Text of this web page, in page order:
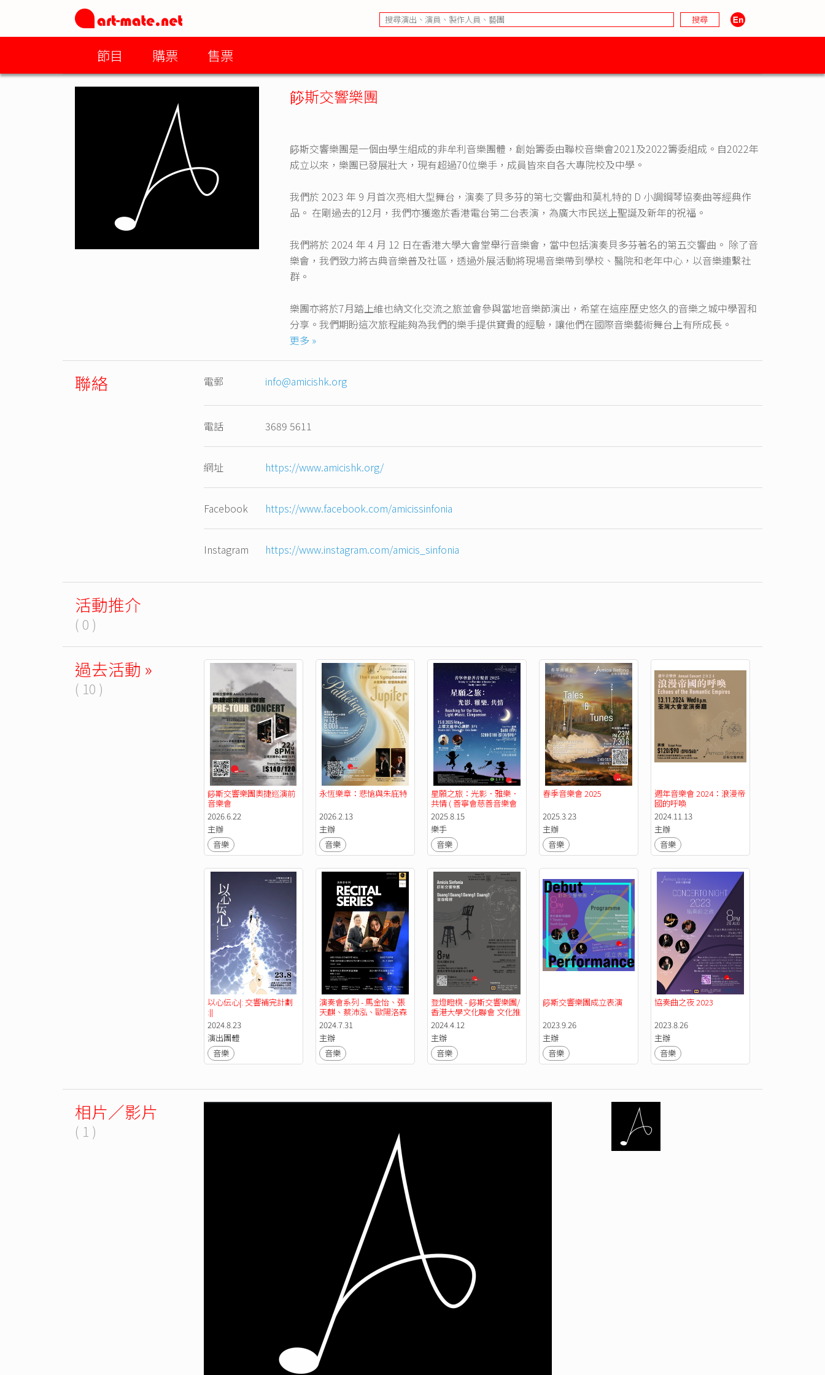
節目 購票 售票
篎斯交響樂團
篎斯交響樂團是一個由學生組成的非牟利音樂團體，創始籌委由聯校音樂會2021及2022籌委組成。自2022年
成立以來，樂團已發展壯大，現有超過70位樂手，成員皆來自各大專院校及中學。
我們於 2023 年 9 月首次亮相大型舞台，演奏了貝多芬的第七交響曲和莫札特的 D 小調鋼琴協奏曲等經典作
品。 在剛過去的12月，我們亦獲邀於香港電台第二台表演，為廣大市民送上聖誕及新年的祝福。
我們將於 2024 年 4 月 12 日在香港大學大會堂舉行音樂會，當中包括演奏貝多芬著名的第五交響曲。 除了音
樂會，我們致力將古典音樂普及社區，透過外展活動將現場音樂帶到學校、醫院和老年中心，以音樂連繫社
群。
樂團亦將於7月踏上維也納文化交流之旅並會參與當地音樂節演出，希望在這座歷史悠久的音樂之城中學習和
分享。我們期盼這次旅程能夠為我們的樂手提供寶貴的經驗，讓他們在國際音樂藝術舞台上有所成長。
（CEDARS）、香港大學管弦樂團、香港大學合唱團、香港大學文化聯會，以及香港理工大學學生事務處管弦
樂團的支持。
無論您是一位希望加入我們的樂手，還是一位熱愛音樂並希望成為我們觀眾一份子的樂迷，篎斯交響樂團誠邀
您加入我們一起探索音樂的旅程。
更多 »
聯絡 電郵 info@amicishk.org
電話 3689 5611
網址 https://www.amicishk.org/
Facebook https://www.facebook.com/amicissinfonia
Instagram https://www.instagram.com/amicis_sinfonia
活動推介
( 0 )
過去活動 »
( 10 )
篎斯交響樂團奧捷巡演前
音樂會
2026.6.22
主辦
音樂
永恆樂章：悲愴與朱庇特
2026.2.13
主辦
音樂
星願之旅：光影．雅樂．
共情 ( 善寧會慈善音樂會
2025 )
2025.8.15
樂手
音樂
春季音樂會 2025
2025.3.23
主辦
音樂
週年音樂會 2024：浪漫帝
國的呼喚
2024.11.13
主辦
音樂
以心伝心|: 交響補完計劃
:||
2024.8.23
演出團體
音樂
演奏會系列 - 馬金怡、張
天麒、蔡沛泓、歐陽洛森
2024.7.31
主辦
音樂
登燈瞪櫈 - 篎斯交響樂團/
香港大學文化聯會 文化推
廣系列
2024.4.12
主辦
音樂
篎斯交響樂團成立表演
2023.9.26
主辦
音樂
協奏曲之夜 2023
2023.8.26
主辦
音樂
相片／影片
( 1 )